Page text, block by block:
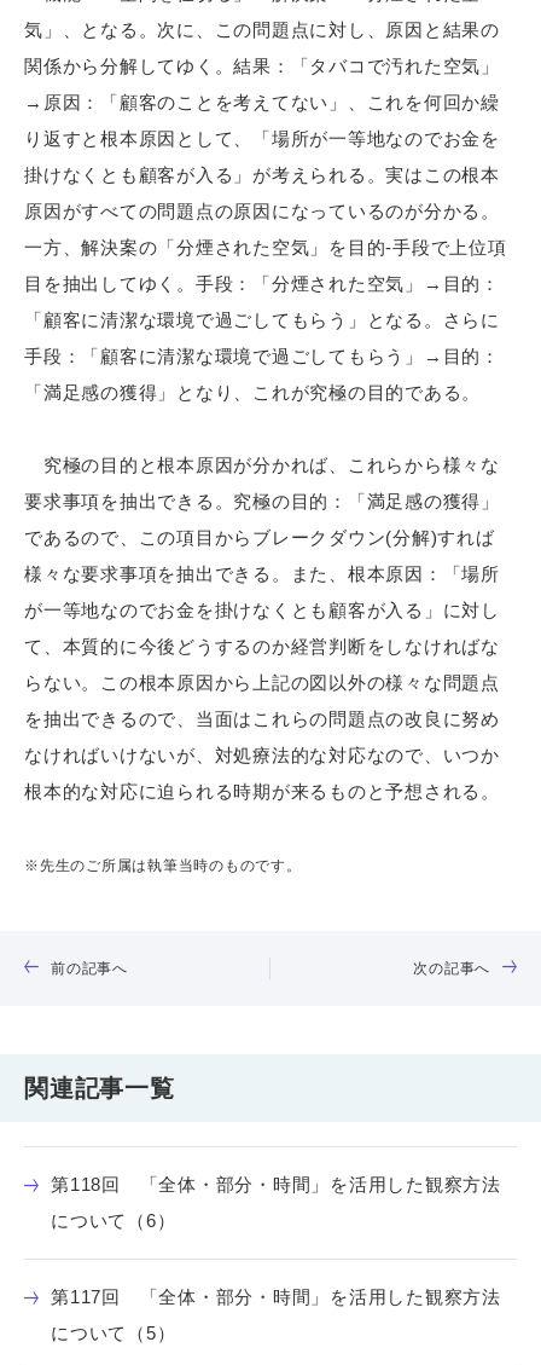
気」、となる。次に、この問題点に対し、原因と結果の
関係から分解してゆく。結果：「タバコで汚れた空気」
→原因：「顧客のことを考えてない」、これを何回か繰
り返すと根本原因として、「場所が一等地なのでお金を
掛けなくとも顧客が入る」が考えられる。実はこの根本
原因がすべての問題点の原因になっているのが分かる。
一方、解決案の「分煙された空気」を目的-手段で上位項
目を抽出してゆく。手段：「分煙された空気」→目的：
「顧客に清潔な環境で過ごしてもらう」となる。さらに
手段：「顧客に清潔な環境で過ごしてもらう」→目的：
「満足感の獲得」となり、これが究極の目的である。
究極の目的と根本原因が分かれば、これらから様々な
要求事項を抽出できる。究極の目的：「満足感の獲得」
であるので、この項目からブレークダウン(分解)すれば
様々な要求事項を抽出できる。また、根本原因：「場所
が一等地なのでお金を掛けなくとも顧客が入る」に対し
て、本質的に今後どうするのか経営判断をしなければな
らない。この根本原因から上記の図以外の様々な問題点
を抽出できるので、当面はこれらの問題点の改良に努め
なければいけないが、対処療法的な対応なので、いつか
根本的な対応に迫られる時期が来るものと予想される。
※先生のご所属は執筆当時のものです。
前の記事へ 次の記事へ
関連記事一覧
第118回 「全体・部分・時間」を活用した観察方法
について（6）
第117回 「全体・部分・時間」を活用した観察方法
について（5）